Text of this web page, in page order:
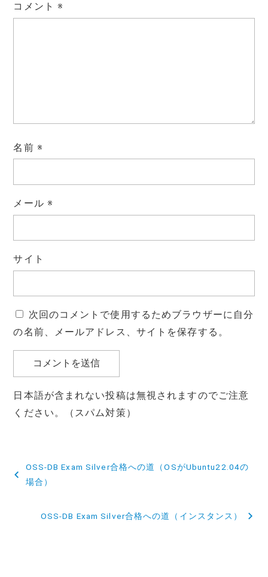
コメント※
名前 ※
メール ※
サイト
次回のコメントで使用するためブラウザーに自分
の名前、メールアドレス、サイトを保存する。
日本語が含まれない投稿は無視されますのでご注意
ください。（スパム対策）
稿
OSS-DB Exam Silver合格への道（OSがUbuntu22.04の
場合）
OSS-DB Exam Silver合格への道（インスタンス）